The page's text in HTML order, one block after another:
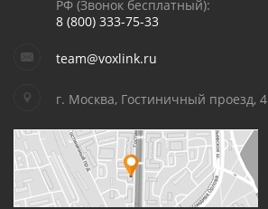
РФ (Звонок бесплатный):
8 (800) 333-75-33
team@voxlink.ru
г. Москва, Гостиничный проезд, 4